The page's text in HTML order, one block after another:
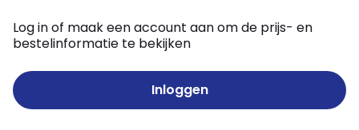
Log in of maak een account aan om de prijs- en
bestelinformatie te bekijken
Inloggen